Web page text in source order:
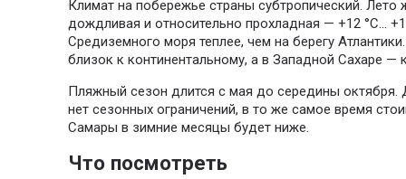
Климат на побережье страны субтропический.
дождливая и относительно прохладная — +12 °С…
Средиземного моря теплее, чем на берегу
близок к континентальному, а в Западной Сахаре —
Пляжный сезон длится с мая до середины октября.
нет сезонных ограничений, в то же самое время
Самары в зимние месяцы будет ниже.
Что посмотреть